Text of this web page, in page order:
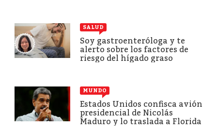
SALUD
Soy gastroenteróloga y te
alerto sobre los factores de
riesgo del hígado graso
MUNDO
Estados Unidos confisca avión
presidencial de Nicolás
Maduro y lo traslada a Florida